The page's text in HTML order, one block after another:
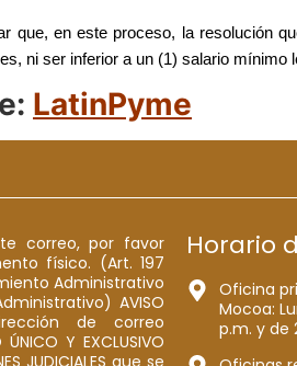
que, en este proceso, la resolución
ni ser inferior a un (1) salario mínimo
LatinPyme
correo, por favor
físico. (Art. 197
Administrativo
AVISO
de correo
Y EXCLUSIVO
Horario
Oficina
Mocoa:
p.m. y de